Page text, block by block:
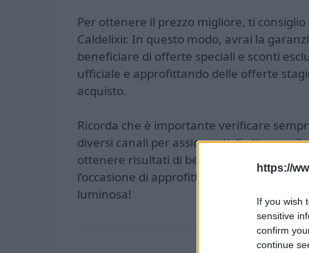
https://
If you wish
sensitive
confirm
continue
Per ottenere il prezzo migliore, ti
Caldelixir. In questo modo, avrai la
beneficiare di offerte speciali e sconti
ufficiale e approfittando delle offerte
acquisto.
Ricorda che è importante verificare
diversi canali per assicurarti di ottenere il
ottenere risultati di bellezza senza
l’occasione di approfittare delle offerte
luminosa!